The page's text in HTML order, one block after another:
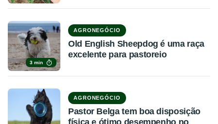
3 min
AGRONEGÓCIO
Old English Sheepdog é uma raça
excelente para pastoreio
AGRONEGÓCIO
Pastor Belga tem boa disposição
física e ótimo desempenho no